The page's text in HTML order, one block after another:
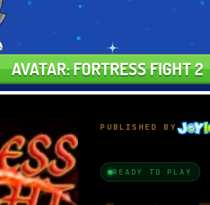
AVATAR: FORTRESS FIGHT 2